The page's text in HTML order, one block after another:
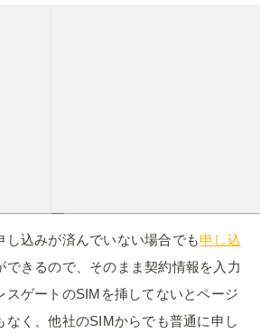
し込みが済んでいない場合でも申し込
できるので、そのまま契約情報を入力
スゲートのSIMを挿してないとページ
なく、他社のSIMからでも普通に申し